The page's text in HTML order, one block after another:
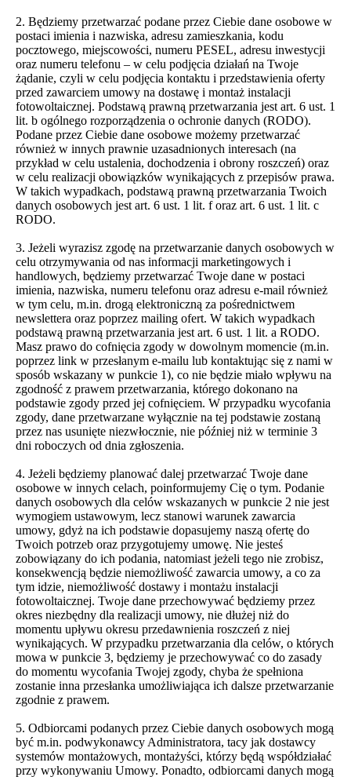
2. Będziemy przetwarzać podane przez Ciebie dane osobowe w
postaci imienia i nazwiska, adresu zamieszkania, kodu
pocztowego, miejscowości, numeru PESEL, adresu inwestycji
oraz numeru telefonu – w celu podjęcia działań na Twoje
żądanie, czyli w celu podjęcia kontaktu i przedstawienia oferty
przed zawarciem umowy na dostawę i montaż instalacji
fotowoltaicznej. Podstawą prawną przetwarzania jest art. 6 ust. 1
lit. b ogólnego rozporządzenia o ochronie danych (RODO).
Podane przez Ciebie dane osobowe możemy przetwarzać
również w innych prawnie uzasadnionych interesach (na
przykład w celu ustalenia, dochodzenia i obrony roszczeń) oraz
w celu realizacji obowiązków wynikających z przepisów prawa.
W takich wypadkach, podstawą prawną przetwarzania Twoich
danych osobowych jest art. 6 ust. 1 lit. f oraz art. 6 ust. 1 lit. c
RODO.
3. Jeżeli wyrazisz zgodę na przetwarzanie danych osobowych w
celu otrzymywania od nas informacji marketingowych i
handlowych, będziemy przetwarzać Twoje dane w postaci
imienia, nazwiska, numeru telefonu oraz adresu e-mail również
w tym celu, m.in. drogą elektroniczną za pośrednictwem
newslettera oraz poprzez mailing ofert. W takich wypadkach
podstawą prawną przetwarzania jest art. 6 ust. 1 lit. a RODO.
Masz prawo do cofnięcia zgody w dowolnym momencie (m.in.
poprzez link w przesłanym e-mailu lub kontaktując się z nami w
sposób wskazany w punkcie 1), co nie będzie miało wpływu na
zgodność z prawem przetwarzania, którego dokonano na
podstawie zgody przed jej cofnięciem. W przypadku wycofania
zgody, dane przetwarzane wyłącznie na tej podstawie zostaną
przez nas usunięte niezwłocznie, nie później niż w terminie 3
dni roboczych od dnia zgłoszenia.
4. Jeżeli będziemy planować dalej przetwarzać Twoje dane
osobowe w innych celach, poinformujemy Cię o tym. Podanie
danych osobowych dla celów wskazanych w punkcie 2 nie jest
wymogiem ustawowym, lecz stanowi warunek zawarcia
umowy, gdyż na ich podstawie dopasujemy naszą ofertę do
Twoich potrzeb oraz przygotujemy umowę. Nie jesteś
zobowiązany do ich podania, natomiast jeżeli tego nie zrobisz,
konsekwencją będzie niemożliwość zawarcia umowy, a co za
tym idzie, niemożliwość dostawy i montażu instalacji
fotowoltaicznej. Twoje dane przechowywać będziemy przez
okres niezbędny dla realizacji umowy, nie dłużej niż do
momentu upływu okresu przedawnienia roszczeń z niej
wynikających. W przypadku przetwarzania dla celów, o których
mowa w punkcie 3, będziemy je przechowywać co do zasady
do momentu wycofania Twojej zgody, chyba że spełniona
zostanie inna przesłanka umożliwiająca ich dalsze przetwarzanie
zgodnie z prawem.
5. Odbiorcami podanych przez Ciebie danych osobowych mogą
być m.in. podwykonawcy Administratora, tacy jak dostawcy
systemów montażowych, montażyści, którzy będą współdziałać
przy wykonywaniu Umowy. Ponadto, odbiorcami danych mogą